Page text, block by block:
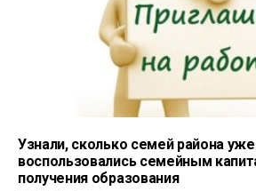
Узнали, сколько семей района уже
воспользовались семейным
получения образования